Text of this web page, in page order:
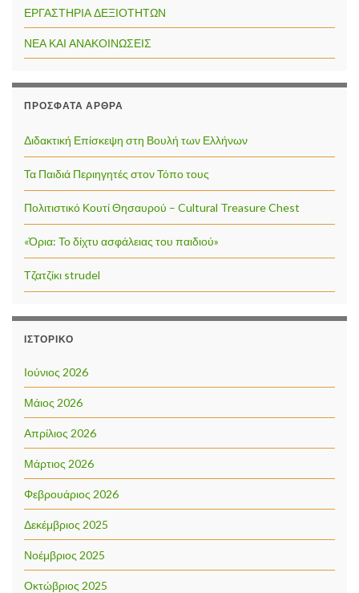
ΕΡΓΑΣΤΗΡΙΑ ΔΕΞΙΟΤΗΤΩΝ
ΝΕΑ ΚΑΙ ΑΝΑΚΟΙΝΩΣΕΙΣ
ΠΡΌΣΦΑΤΑ ΆΡΘΡΑ
Διδακτική Επίσκεψη στη Βουλή των Ελλήνων
Τα Παιδιά Περιηγητές στον Τόπο τους
Πολιτιστικό Κουτί Θησαυρού – Cultural Treasure Chest
«Όρια: Το δίχτυ ασφάλειας του παιδιού»
Τζατζίκι strudel
ΙΣΤΟΡΙΚΌ
Ιούνιος 2026
Μάιος 2026
Απρίλιος 2026
Μάρτιος 2026
Φεβρουάριος 2026
Δεκέμβριος 2025
Νοέμβριος 2025
Οκτώβριος 2025